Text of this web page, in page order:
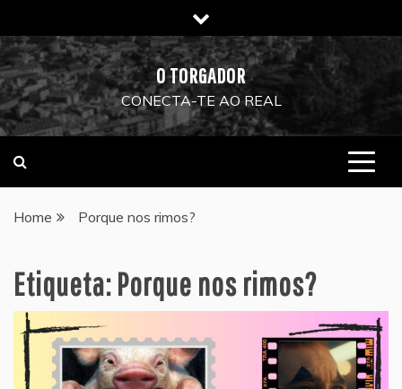
to
content
O TORGADOR
CONECTA-TE AO REAL
Home Porque nos rimos?
Etiqueta:Porque nos rimos?